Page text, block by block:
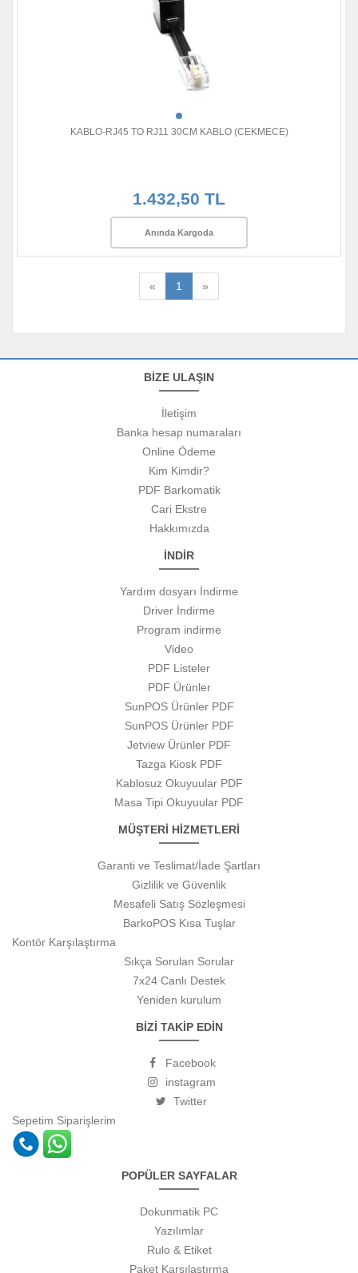
KABLO-RJ45 TO RJ11 30CM KABLO (CEKMECE)
1.432,50 TL
Anında Kargoda
« 1 »
BİZE ULAŞIN
İletişim
Banka hesap numaraları
Online Ödeme
Kim Kimdir?
PDF Barkomatik
Cari Ekstre
Hakkımızda
İNDİR
Yardım dosyarı İndirme
Driver İndirme
Program indirme
Video
PDF Listeler
PDF Ürünler
SunPOS Ürünler PDF
SunPOS Ürünler PDF
Jetview Ürünler PDF
Tazga Kiosk PDF
Kablosuz Okuyuular PDF
Masa Tipi Okuyuular PDF
MÜŞTERİ HİZMETLERİ
Garanti ve Teslimat/İade Şartları
Gizlilik ve Güvenlik
Mesafeli Satış Sözleşmesi
BarkoPOS Kısa Tuşlar
Kontör Karşılaştırma
Sıkça Sorulan Sorular
7x24 Canlı Destek
Yeniden kurulum
BİZİ TAKİP EDİN
Facebook
instagram
Twitter
Sepetim Siparişlerim
POPÜLER SAYFALAR
Dokunmatik PC
Yazılımlar
Rulo & Etiket
Paket Karşılaştırma